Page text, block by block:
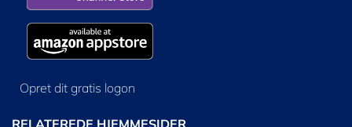
Opret dit gratis logon
RELATEREDE HJEMMESIDER